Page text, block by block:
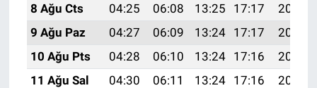
8 Ağu Cts
04:25 06:08 13:25 17:17
20:31
9 Ağu Paz
04:27 06:09 13:24 17:17
20:30
10 Ağu Pts
04:28 06:10 13:24 17:16
20:29
11 Ağu Sal
04:30 06:11 13:24 17:16
20:27